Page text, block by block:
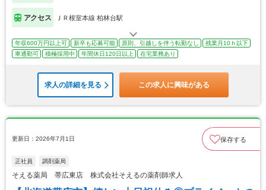
アクセス ＪＲ根室本線 柏林台駅
年収600万円以上可 新卒も応募可能 原則、引越しを伴う転勤なし
残業月10ｈ以下
車通勤可
積極採用中 年間休日120日以上 在宅業務あり
求人の詳細を見る この求人に興味がある
更新日：2026年7月1日 保存する
正社員 調剤薬局
そえる薬局 帯広東店 株式会社そえるの薬剤師求人